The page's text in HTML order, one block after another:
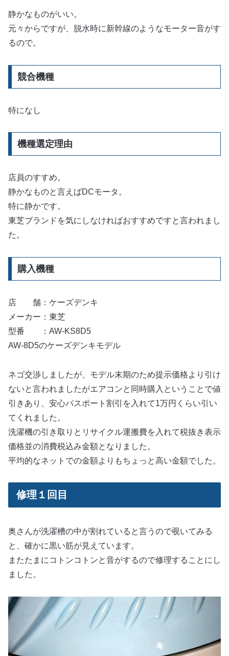
静かなものがいい。
元々からですが、脱水時に新幹線のようなモーター音がす
るので。
競合機種
特になし
機種選定理由
店員のすすめ。
静かなものと言えばDCモータ。
特に静かです。
東芝ブランドを気にしなければおすすめですと言われまし
た。
購入機種
店 舗：ケーズデンキ
メーカー：東芝
型番 ：AW-KS8D5
AW-8D5のケーズデンキモデル
ネゴ交渉しましたが、モデル末期のため提示価格より引け
ないと言われましたがエアコンと同時購入ということで値
引きあり、安心パスポート割引を入れて1万円くらい引い
てくれました。
洗濯機の引き取りとリサイクル運搬費を入れて税抜き表示
価格並の消費税込み金額となりました。
平均的なネットでの金額よりもちょっと高い金額でした。
修理１回目
奥さんが洗濯槽の中が割れていると言うので覗いてみる
と、確かに黒い筋が見えています。
またたまにコトンコトンと音がするので修理することにし
ました。